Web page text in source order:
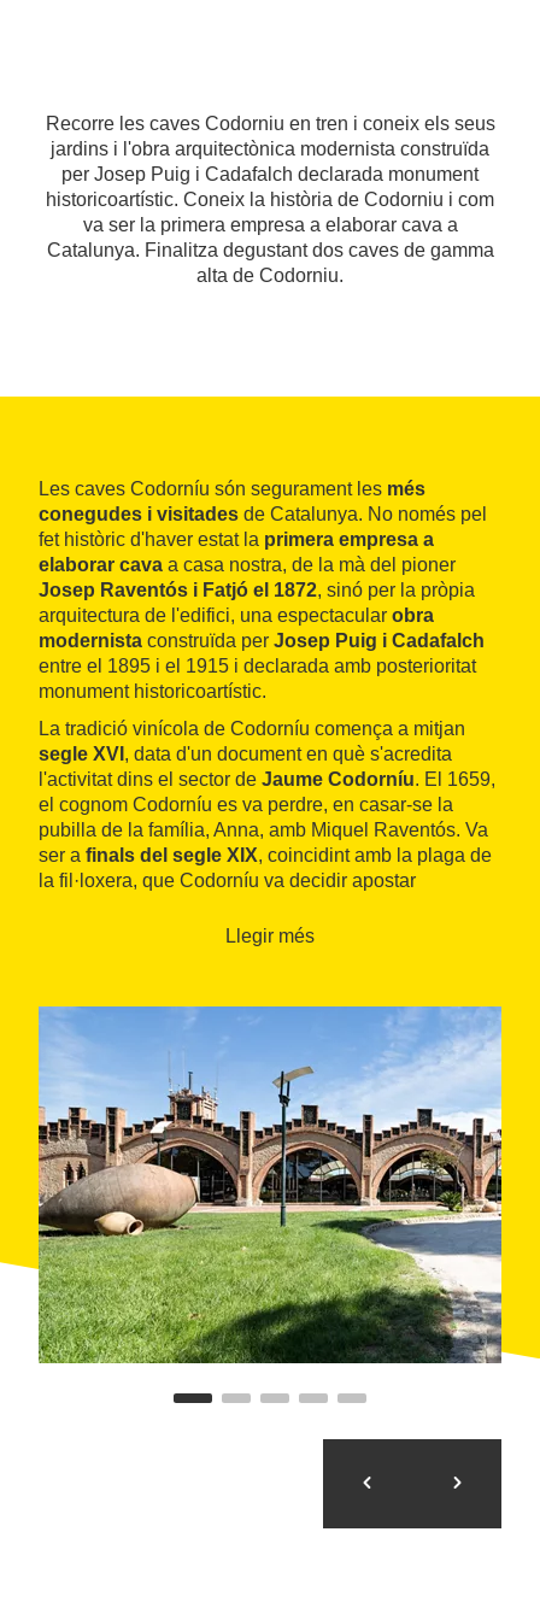
Recorre les caves Codorniu en tren i coneix els seus
jardins i l'obra arquitectònica modernista construïda
per Josep Puig i Cadafalch declarada monument
historicoartístic. Coneix la història de Codorniu i com
va ser la primera empresa a elaborar cava a
Catalunya. Finalitza degustant dos caves de gamma
alta de Codorniu.
Les caves Codorníu són segurament les més
conegudes i visitades de Catalunya. No només pel
fet històric d'haver estat la primera empresa a
elaborar cava a casa nostra, de la mà del pioner
Josep Raventós i Fatjó el 1872, sinó per la pròpia
arquitectura de l'edifici, una espectacular obra
modernista construïda per Josep Puig i Cadafalch
entre el 1895 i el 1915 i declarada amb posterioritat
monument historicoartístic.
La tradició vinícola de Codorníu comença a mitjan
segle XVI , data d'un document en què s'acredita
l'activitat dins el sector de Jaume Codorníu. El 1659,
el cognom Codorníu es va perdre, en casar-se la
pubilla de la família, Anna, amb Miquel Raventós. Va
ser a finals del segle XIX, coincidint amb la plaga de
la fil·loxera, que Codorníu va decidir apostar
amb mètode tradicionali per l'exportació als mercats
convertir-se en una de les grans del sector i fins i tot a
ser el cava dels últims reis de la Corona espanyola.
Actualment, obtenen el raïm per elaborar els seus
caves de vinyes situades en tres zones diferents on
cultiven la varietat més adient (macabeu, xarel·lo,
parellada, chardonnay i pinot noir) en funció del tipus
de sòl i clima.
Visita Codorníu:Un viatge apassionant als orígens
del cava:
Codorníués sinònim de la història d’una família de
viticultors que es remunta al segle XVI. És l’empresa
familiar més antiga d’Espanya i una de les més
antigues del món. Actualment compta amb més de
impulsor de Codorníu, va contractar el 1895 a
va construir simbolitza la fructífera aliança entre la
pedra al silenci del cava. Des de 1976 són Monument
Llegir més